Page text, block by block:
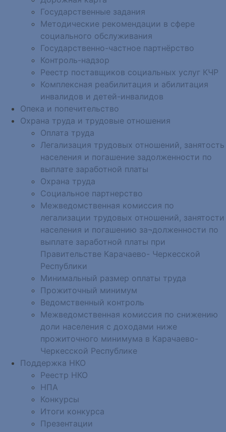
Государственные задания
Методические рекомендации в сфере
социального обслуживания
Государственно-частное партнёрство
Контроль-надзор
Реестр поставщиков социальных услуг КЧР
Комплексная реабилитация и абилитация
инвалидов и детей-инвалидов
Опека и попечительство
Охрана труда и трудовые отношения
Оплата труда
Легализация трудовых отношений, занятость
населения и погашение задолженности по
выплате заработной платы
Охрана труда
Социальное партнерство
Межведомственная комиссия по
легализации трудовых отношений, занятости
населения и погашению за¬долженности по
выплате заработной платы при
Правительстве Карачаево- Черкесской
Республики
Минимальный размер оплаты труда
Прожиточный минимум
Ведомственный контроль
Межведомственная комиссия по снижению
доли населения с доходами ниже
прожиточного минимума в Карачаево-
Черкесской Республике
Поддержка НКО
Реестр НКО
НПА
Конкурсы
Итоги конкурса
Презентации